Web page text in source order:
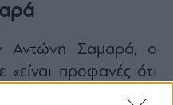
Αντώνη Σαμαρά, ο
«είναι προφανές ότι
έχει ξεκινήσει μια